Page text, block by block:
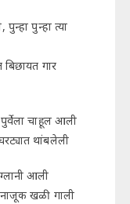
पुन्हा त्या
गार
चाहूल आली
थांबलेली
आली
खळी गाली